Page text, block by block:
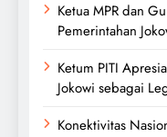
Ketua MPR dan
Pemerintahan
Ketum PITI
Jokowi sebagai
Konektivitas